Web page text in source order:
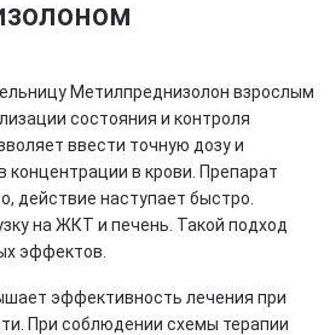
Метилпреднизолон взрослым
состояния и контроля
ввести точную дозу и
концентрации в крови. Препарат
действие наступает быстро.
на ЖКТ и печень. Такой подход
эффектов.
эффективность лечения при
При соблюдении схемы терапии